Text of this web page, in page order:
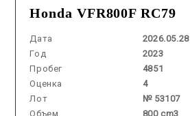
Honda VFR800F RC79
Дата
2026.05.28
Год
2023
Пробег
4851
Оценка
4
Лот
№ 53107
Объем
800 cm3